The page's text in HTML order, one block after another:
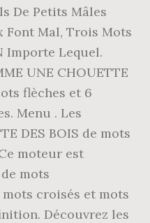
De Petits Mâles
Font Mal, Trois Mots
Importe Lequel.
UNE CHOUETTE
flèches et 6
Menu . Les
DES BOIS de mots
moteur est
mots
croisés et mots
Découvrez les